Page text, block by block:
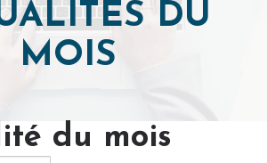
DU
MOIS
du mois